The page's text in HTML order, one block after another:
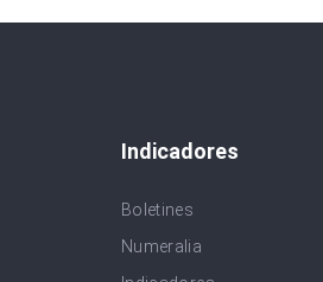
Indicadores
Boletines
Numeralia